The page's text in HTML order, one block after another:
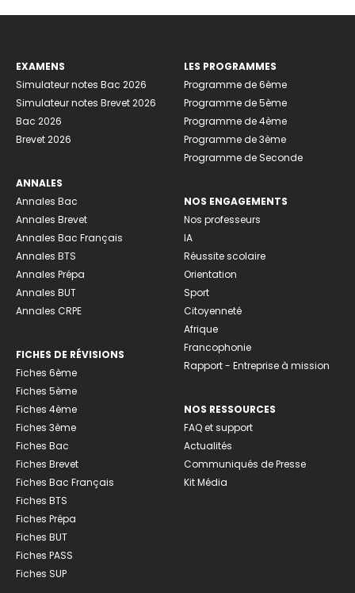
EXAMENS
Simulateur notes Bac 2026
Simulateur notes Brevet 2026
Bac 2026
Brevet 2026
ANNALES
Annales Bac
Annales Brevet
Annales Bac Français
Annales BTS
Annales Prépa
Annales BUT
Annales CRPE
FICHES DE RÉVISIONS
Fiches 6ème
Fiches 5ème
Fiches 4ème
Fiches 3ème
Fiches Bac
Fiches Brevet
Fiches Bac Français
Fiches BTS
Fiches Prépa
Fiches BUT
Fiches PASS
Fiches SUP
LES PROGRAMMES
Programme de 6ème
Programme de 5ème
Programme de 4ème
Programme de 3ème
Programme de Seconde
NOS ENGAGEMENTS
Nos professeurs
IA
Réussite scolaire
Orientation
Sport
Citoyenneté
Afrique
Francophonie
Rapport - Entreprise à mission
NOS RESSOURCES
FAQ et support
Actualités
Communiqués de Presse
Kit Média